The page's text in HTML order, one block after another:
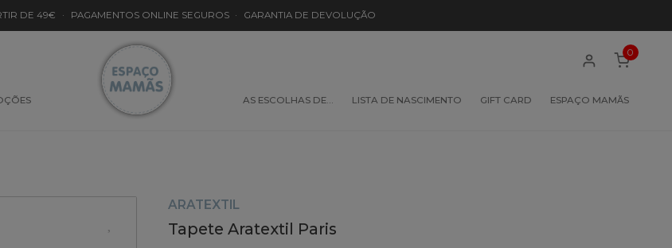
DE 49€ · PAGAMENTOS ONLINE SEGUROS · GARANTIA DE DEVOLUÇÃO
AS ESCOLHAS DE… LISTA DE NASCIMENTO GIFT CARD ESPAÇO MAMÃS
0
ARATEXTIL
Tapete Aratextil Paris